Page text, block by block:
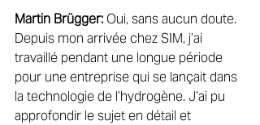
Martin Brügger: Oui, sans aucun doute.
Depuis mon arrivée chez SIM, j’ai
travaillé pendant une longue période
pour une entreprise qui se lançait dans
la technologie de l’hydrogène. J’ai pu
approfondir le sujet en détail et